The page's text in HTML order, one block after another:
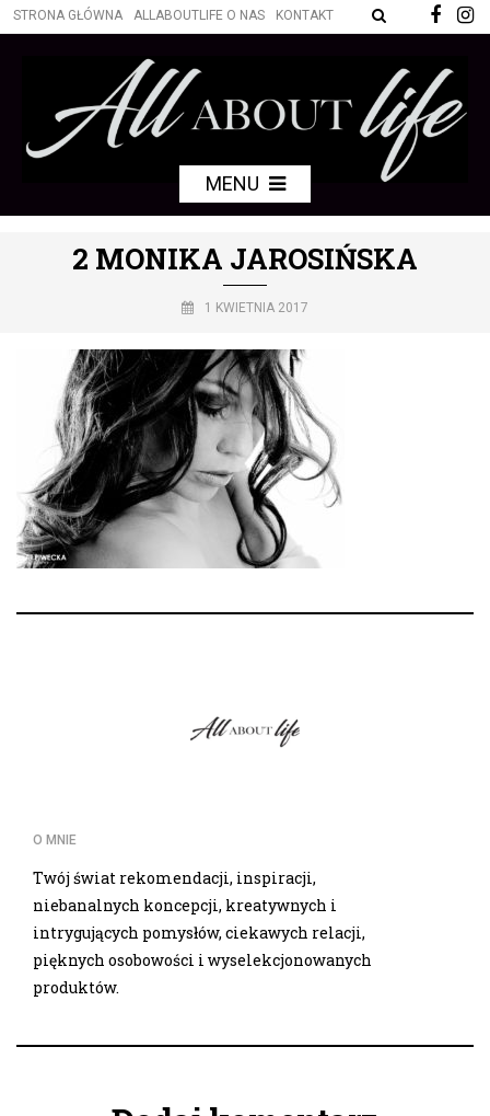
STRONA GŁÓWNA ALLABOUTLIFE O NAS KONTAKT
MENU
2 MONIKA JAROSIŃSKA
1 KWIETNIA 2017
O MNIE
Twój świat rekomendacji, inspiracji,
niebanalnych koncepcji, kreatywnych i
intrygujących pomysłów, ciekawych relacji,
pięknych osobowości i wyselekcjonowanych
produktów.